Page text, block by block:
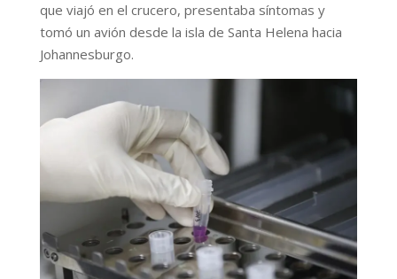
que viajó en el crucero, presentaba síntomas y
tomó un avión desde la isla de Santa Helena hacia
Johannesburgo.